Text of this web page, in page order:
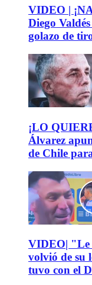
VIDEO |
Diego
golazo de
¡LO
Álvarez
de Chile
VIDEO| "Le
volvió de su
tuvo con el